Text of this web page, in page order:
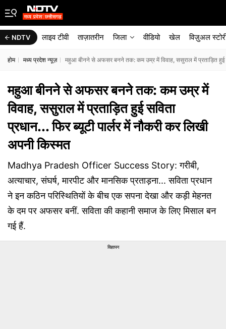
NDTV लाइव टीवी ताज़ातरीन जिला वीडियो खेल विज़ुअल
होम मध्य प्रदेश न्यूज़ महुआ बीनने से अफसर बनने तक: कम उम्र में विवाह, ससुराल में प्रताड़ित हुई
महुआ बीनने से अफसर बनने तक: कम उम्र में
विवाह, ससुराल में प्रताड़ित हुई सविता
प्रधान... फिर ब्यूटी पार्लर में नौकरी कर लिखी
अपनी किस्मत
Madhya Pradesh Officer Success Story: गरीबी,
अत्याचार, संघर्ष, मारपीट और मानसिक प्रताड़ना... सविता प्रधान
ने इन कठिन परिस्थितियों के बीच एक सपना देखा और कड़ी मेहनत
के दम पर अफसर बनीं. सविता की कहानी समाज के लिए मिसाल बन
गई हैं.
विज्ञापन